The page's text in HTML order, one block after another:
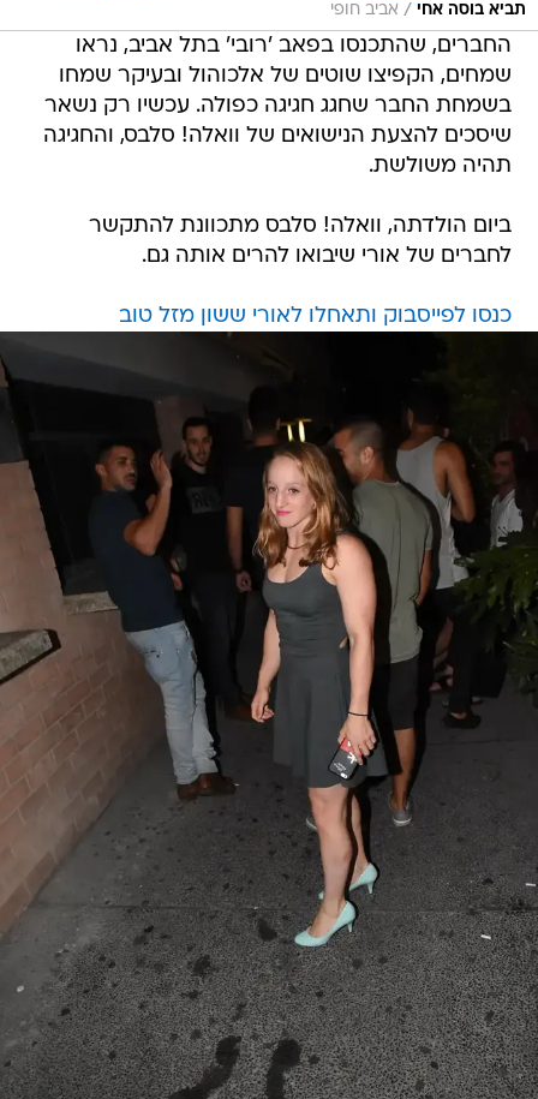
תביא בוסה אחי / אביב חופי
החברים, שהתכנסו בפאב 'רובי' בתל אביב, נראו
שמחים, הקפיצו שוטים של אלכוהול ובעיקר שמחו
בשמחת החבר שחגג חגיגה כפולה. עכשיו רק נשאר
שיסכים להצעת הנישואים של וואלה! סלבס, והחגיגה
תהיה משולשת.
ביום הולדתה, וואלה! סלבס מתכוונת להתקשר
לחברים של אורי שיבואו להרים אותה גם.
כנסו לפייסבוק ותאחלו לאורי ששון מזל טוב